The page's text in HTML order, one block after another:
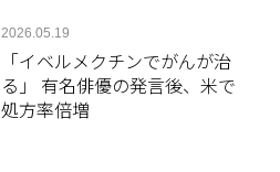
2026.05.19
「イベルメクチンでがんが治
る」 有名俳優の発言後、米で
処方率倍増